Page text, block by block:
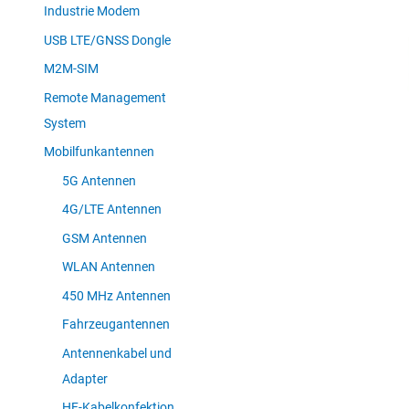
Industrie Modem
USB LTE/GNSS Dongle
M2M-SIM
Remote Management
System
Mobilfunkantennen
5G Antennen
4G/LTE Antennen
GSM Antennen
WLAN Antennen
450 MHz Antennen
Fahrzeugantennen
Antennenkabel und
Adapter